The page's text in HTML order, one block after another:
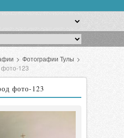
> Фотографии Тулы >
фото-123
фото-123